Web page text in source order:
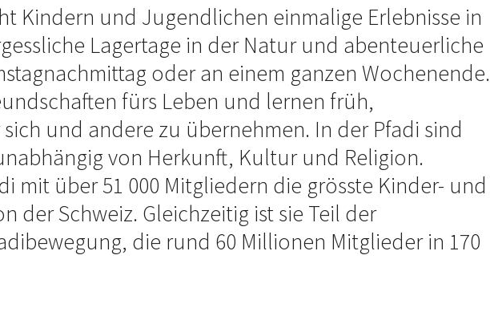
Kindern und Jugendlichen einmalige Erlebnisse in
Lagertage in der Natur und abenteuerliche
oder an einem ganzen Wochenende.
fürs Leben und lernen früh,
und andere zu übernehmen. In der Pfadi sind
von Herkunft, Kultur und Religion.
mit über 51 000 Mitgliedern die grösste Kinder- und
der Schweiz. Gleichzeitig ist sie Teil der
die rund 60 Millionen Mitglieder in 170